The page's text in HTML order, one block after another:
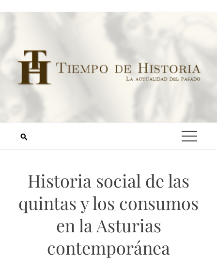
Historia social de las
quintas y los consumos
en la Asturias
contemporánea